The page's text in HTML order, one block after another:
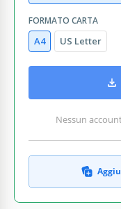
FORMATO CARTA
A4 US Letter
Nessun